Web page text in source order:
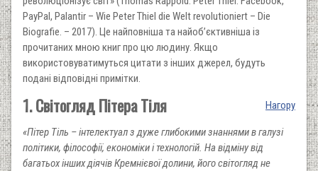
PayPal, Palantir – Wie Peter Thiel die Welt revolutioniert – Die
Biografie. – 2017). Це найповніша та найоб’єктивніша із
прочитаних мною книг про цю людину. Якщо
використовуватимуться цитати з інших джерел, будуть
подані відповідні примітки.
Нагору
1. Світогляд Пітера Тіля
«Пітер Тіль – інтелектуал з дуже глибокими знаннями в галузі
політики, філософії, економіки і технологій. На відміну від
багатьох інших діячів Кремнієвої долини, його світогляд не